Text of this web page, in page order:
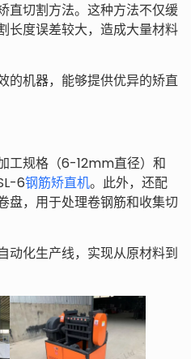
直切割方法。这种方法不仅缓
长度误差较大，造成大量材料
的机器，能够提供优异的矫直
工规格（6-12mm直径）和
6钢筋矫直机。此外，还配
盘，用于处理卷钢筋和收集切
动化生产线，实现从原材料到